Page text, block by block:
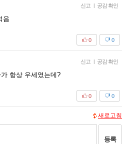
신고 | 공감 확인
음
0
0
신고 | 공감 확인
항상 우세였는데?
0
0
새로고침
등록